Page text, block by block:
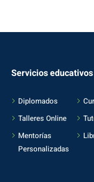
Servicios educativos
Diplomados
Talleres Online
Mentorías
Personalizadas